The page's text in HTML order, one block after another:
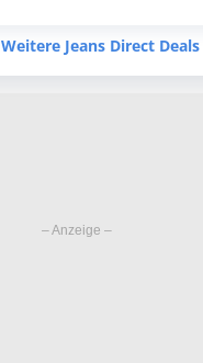
Weitere Jeans Direct